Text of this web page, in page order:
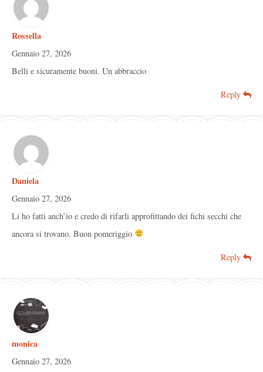
Rossella
Gennaio 27, 2026
Belli e sicuramente buoni. Un abbraccio
Reply
Daniela
Gennaio 27, 2026
Li ho fatti anch’io e credo di rifarli approfittando dei fichi secchi che
ancora si trovano. Buon pomeriggio
Reply
monica
Gennaio 27, 2026